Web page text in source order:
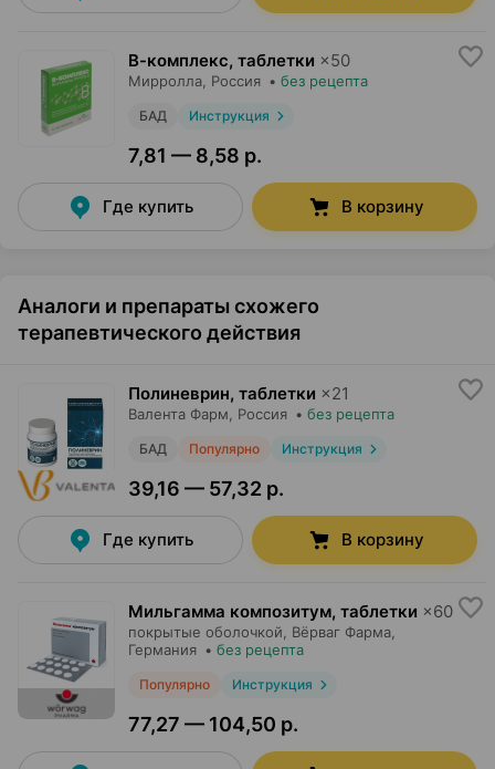
В-комплекс, таблетки ×50
Мирролла , Россия • без рецепта
БАД Инструкция
7,81 — 8,58 р.
Где купить В корзину
Аналоги и препараты схожего
терапевтического действия
Полиневрин, таблетки ×21
Валента Фарм , Россия • без рецепта
БАД Популярно Инструкция
39,16 — 57,32 р.
Где купить В корзину
Мильгамма композитум, таблетки ×60
покрытые оболочкой, Вёрваг Фарма
Германия • без рецепта
Популярно Инструкция
77,27 — 104,50 р.